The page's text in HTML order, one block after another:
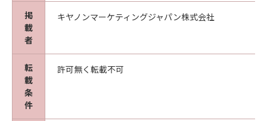
掲
載
者
キヤノンマーケティングジャパン株式会社
転
載
条
件
許可無く転載不可